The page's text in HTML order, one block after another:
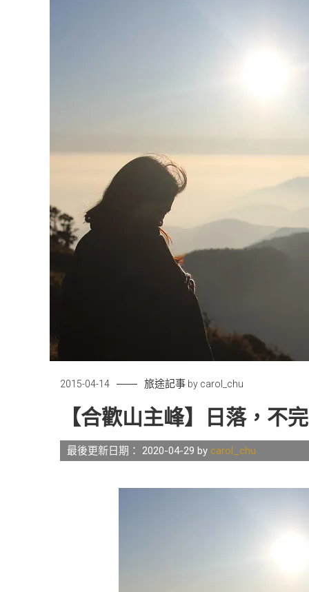
2015-04-14 旅途記事 by carol_chu
【合歡山主峰】日落，不
最後更新日期： 2020-04-29 by carol_chu